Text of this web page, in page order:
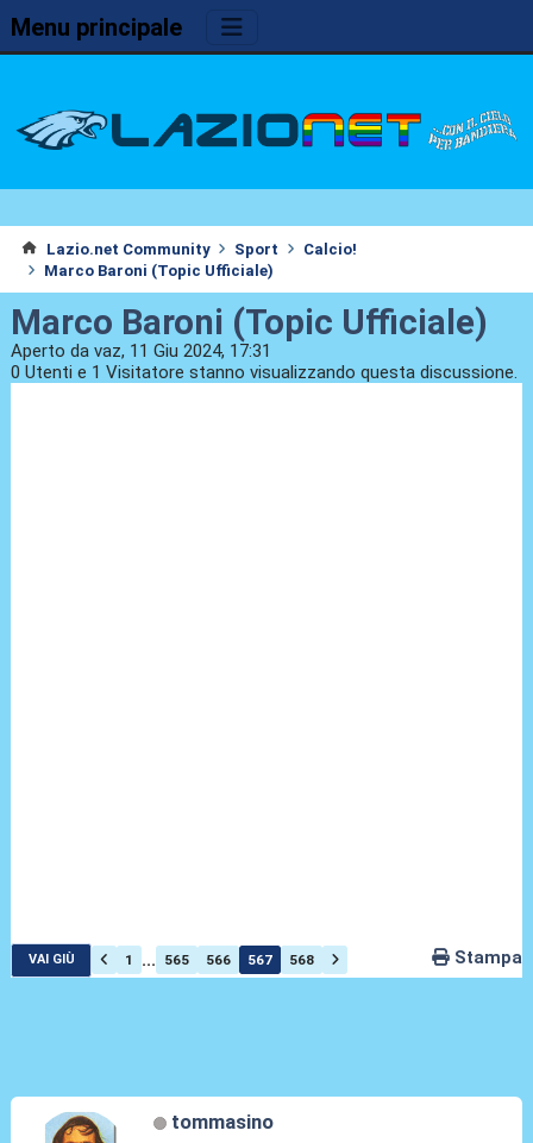
Menu principale
Lazio.net Community Sport
Calcio!
Marco Baroni (Topic Ufficiale)
Marco Baroni (Topic Ufficiale)
Aperto da vaz, 11 Giu 2024, 17:31
0 Utenti e 1 Visitatore stanno visualizzando questa discussione.
VAI GIÙ 1 ... 565 566 567 568 Stampa
tommasino